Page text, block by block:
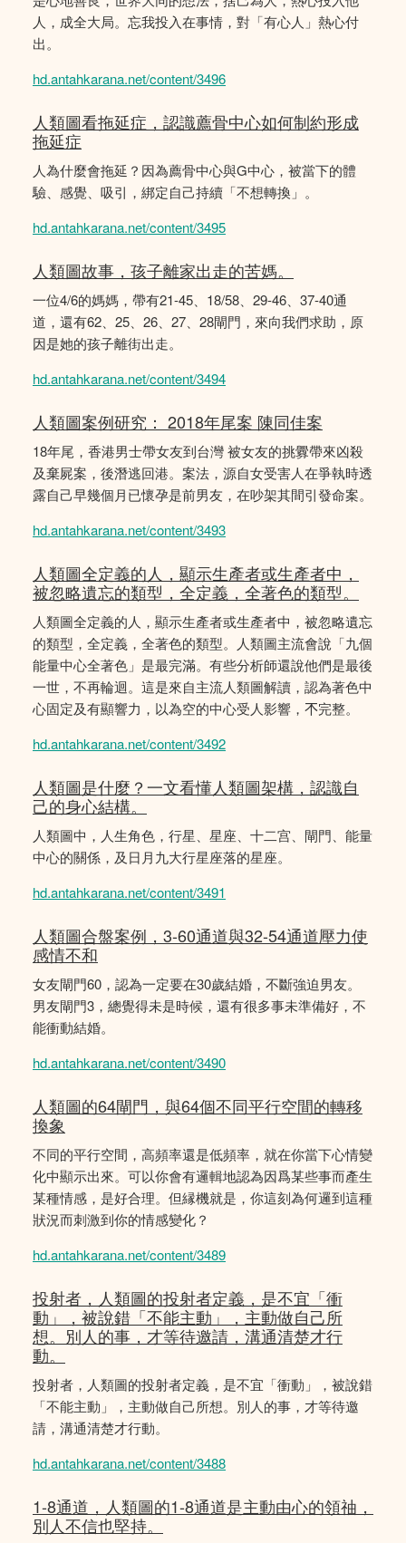
人，成全大局。忘我投入在事情，對「有心人」熱心付
出。
hd.antahkarana.net/content/3496
人類圖看拖延症，認識薦骨中心如何制約形成
拖延症
人為什麼會拖延？因為薦骨中心與G中心，被當下的體
驗、感覺、吸引，綁定自己持續「不想轉換」。
hd.antahkarana.net/content/3495
人類圖故事，孩子離家出走的苦媽。
一位4/6的媽媽，帶有21-45、18/58、29-46、37-40通
道，還有62、25、26、27、28閘門，來向我們求助，原
因是她的孩子離街出走。
hd.antahkarana.net/content/3494
人類圖案例研究： 2018年尾案 陳同佳案
18年尾，香港男士帶女友到台灣 被女友的挑釁帶來凶殺
及棄屍案，後潛逃回港。案法，源自女受害人在爭執時透
露自己早幾個月已懷孕是前男友，在吵架其間引發命案。
hd.antahkarana.net/content/3493
人類圖全定義的人，顯示生產者或生產者中，
被忽略遺忘的類型，全定義，全著色的類型。
人類圖全定義的人，顯示生產者或生產者中，被忽略遺忘
的類型，全定義，全著色的類型。人類圖主流會說「九個
能量中心全著色」是最完滿。有些分析師還說他們是最後
一世，不再輪迴。這是來自主流人類圖解讀，認為著色中
心固定及有顯響力，以為空的中心受人影響，𣎴完整。
hd.antahkarana.net/content/3492
人類圖是什麼？一文看懂人類圖架構，認識自
己的身心結構。
人類圖中，人生角色，行星、星座、十二宫、閘門、能量
中心的關係，及日月九大行星座落的星座。
hd.antahkarana.net/content/3491
人類圖合盤案例，3-60通道與32-54通道壓力使
感情不和
女友閘門60，認為一定要在30歲結婚，不斷強迫男友。
男友閘門3，總覺得未是時候，還有很多事未準備好，不
能衝動結婚。
hd.antahkarana.net/content/3490
人類圖的64閘門，與64個不同平行空間的轉移
換象
不同的平行空間，高頻率還是低頻率，就在你當下心情變
化中顯示出來。可以你會有邏輯地認為因爲某些事而產生
某種情感，是好合理。但縁機就是，你這刻為何邏到這種
狀況而刺激到你的情感變化？
hd.antahkarana.net/content/3489
投射者，人類圖的投射者定義，是不宜「衝
動」，被說錯「不能主動」，主動做自己所
想。別人的事，才等待邀請，溝通清楚才行
動。
投射者，人類圖的投射者定義，是不宜「衝動」，被說錯
「不能主動」，主動做自己所想。別人的事，才等待邀
請，溝通清楚才行動。
hd.antahkarana.net/content/3488
1-8通道，人類圖的1-8通道是主動由心的領䄂，
別人不信也堅持。